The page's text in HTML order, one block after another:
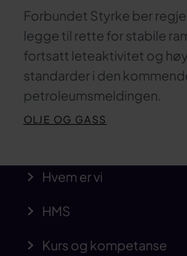
Forbundet Styrke ber
legge til rette for stabile
fortsatt leteaktivitet og
standarder i den
petroleumsmeldingen.
OLJE OG GASS
Hvem er vi
HMS
Kurs og kompetanse